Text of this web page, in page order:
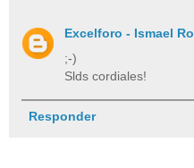
Excelforo - Ismael
;-)
Slds cordiales!
Responder